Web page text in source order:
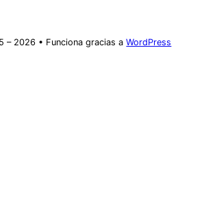
– 2026 • Funciona gracias aWordPress